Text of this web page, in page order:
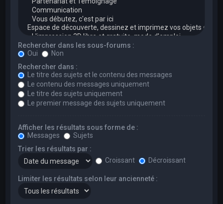
Rechercher dans les sous-forums :
Oui
Non
Rechercher dans :
Le titre des sujets et le contenu des messages
Le contenu des messages uniquement
Le titre des sujets uniquement
Le premier message des sujets uniquement
Afficher les résultats sous forme de :
Messages
Sujets
Trier les résultats par :
Croissant
Décroissant
Limiter les résultats selon leur ancienneté :